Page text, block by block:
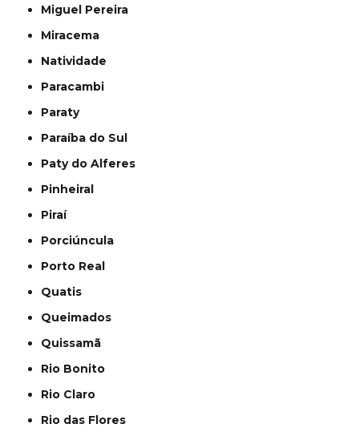
Miguel Pereira
Miracema
Natividade
Paracambi
Paraty
Paraíba do Sul
Paty do Alferes
Pinheiral
Piraí
Porciúncula
Porto Real
Quatis
Queimados
Quissamã
Rio Bonito
Rio Claro
Rio das Flores